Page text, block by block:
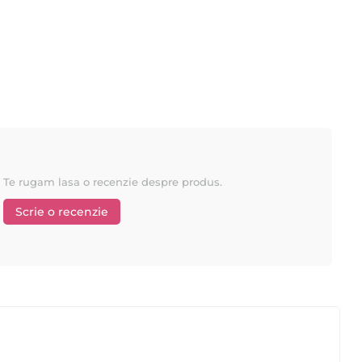
Te rugam lasa o recenzie despre produs.
Scrie o recenzie